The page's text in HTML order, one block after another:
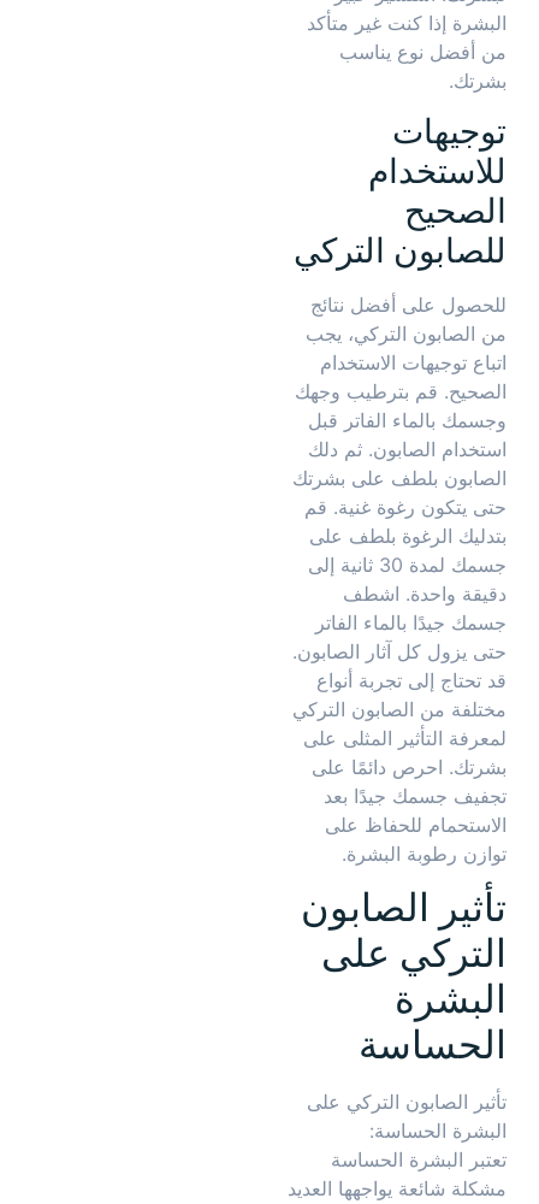
البشرة إذا كنت غير متأكد
من أفضل نوع يناسب
بشرتك.
توجيهات
للاستخدام
الصحيح
للصابون التركي
للحصول على أفضل نتائج
من الصابون التركي، يجب
اتباع توجيهات الاستخدام
الصحيح. قم بترطيب وجهك
وجسمك بالماء الفاتر قبل
استخدام الصابون. ثم دلك
الصابون بلطف على بشرتك
حتى يتكون رغوة غنية. قم
بتدليك الرغوة بلطف على
جسمك لمدة 30 ثانية إلى
دقيقة واحدة. اشطف
جسمك جيدًا بالماء الفاتر
حتى يزول كل آثار الصابون.
قد تحتاج إلى تجربة أنواع
مختلفة من الصابون التركي
لمعرفة التأثير المثلى على
بشرتك. احرص دائمًا على
تجفيف جسمك جيدًا بعد
الاستحمام للحفاظ على
توازن رطوبة البشرة.
تأثير الصابون
التركي على
البشرة
الحساسة
تأثير الصابون التركي على
البشرة الحساسة:
تعتبر البشرة الحساسة
مشكلة شائعة يواجهها العديد